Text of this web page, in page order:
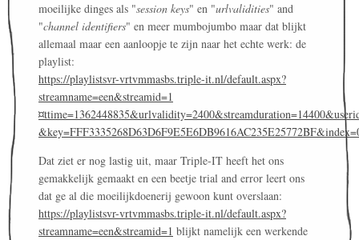
moeilijke dinges als "session keys" en "urlvalidities" and
"channel identifiers" en meer mumbojumbo maar dat blijkt
allemaal maar een aanloopje te zijn naar het echte werk: de
playlist:
https://playlistsvr-vrtvmmasbs.triple-it.nl/default.aspx?
streamname=een&streamid=1
Dat ziet er nog lastig uit, maar Triple-IT heeft het ons
gemakkelijk gemaakt en een beetje trial and error leert ons
dat ge al die moeilijkdoenerij gewoon kunt overslaan:
https://playlistsvr-vrtvmmasbs.triple-it.nl/default.aspx?
streamname=een&streamid=1 blijkt namelijk een werkende